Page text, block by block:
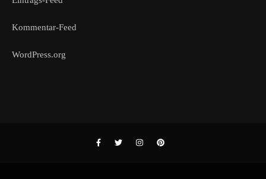
Kommentar-Feed
WordPress.org